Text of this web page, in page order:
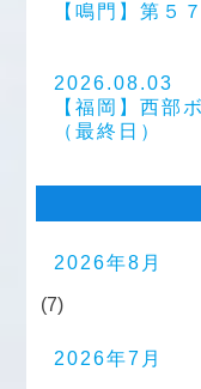
【鳴門】第５
2026.08.03
【福岡】西部
（最終日）
2026年8月
(7)
2026年7月